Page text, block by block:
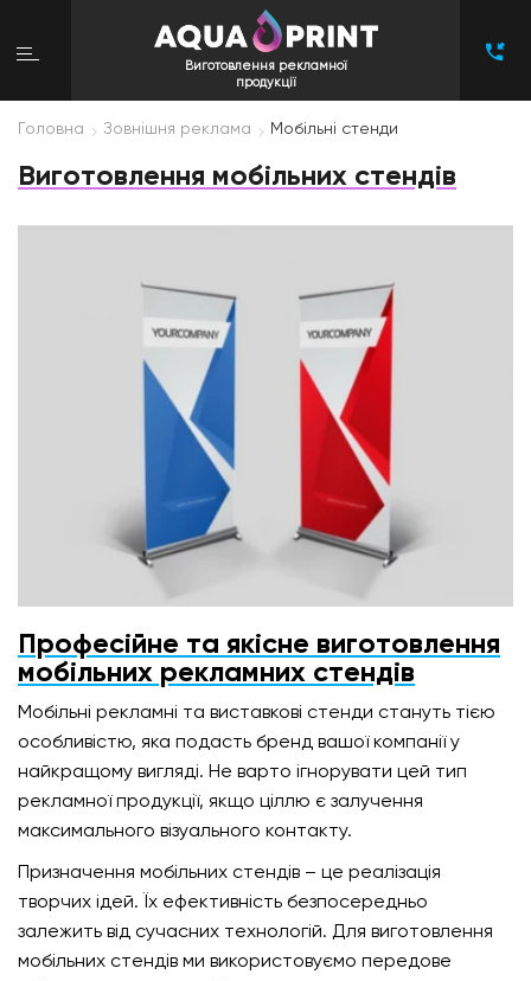
Виготовлення рекламної
продукції
Головна Зовнішня реклама Мобільні стенди
Виготовлення мобільних стендів
Професійне та якісне виготовлення
мобільних рекламних стендів
Мобільні рекламні та виставкові стенди стануть тією
особливістю, яка подасть бренд вашої компанії у
найкращому вигляді. Не варто ігнорувати цей тип
рекламної продукції, якщо ціллю є залучення
максимального візуального контакту.
Призначення мобільних стендів – це реалізація
творчих ідей. Їх ефективність безпосередньо
залежить від сучасних технологій. Для виготовлення
мобільних стендів ми використовуємо передове